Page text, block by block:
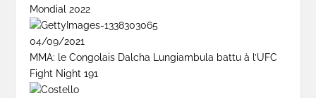
Mondial 2022
04/09/2021
MMA: le Congolais Dalcha Lungiambula battu à l’UFC
Fight Night 191